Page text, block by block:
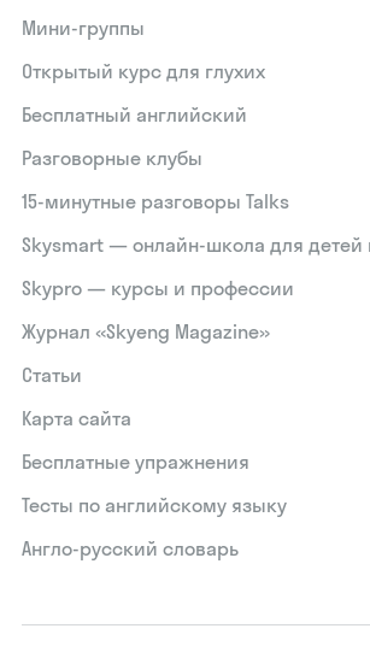
Мини-группы
Открытый курс для глухих
Бесплатный английский
Разговорные клубы
15‑минутные разговоры Talks
Skysmart — онлайн-школа для детей
Skypro — курсы и профессии
Журнал «Skyeng Magazine»
Статьи
Карта сайта
Бесплатные упражнения
Тесты по английскому языку
Англо-русский словарь